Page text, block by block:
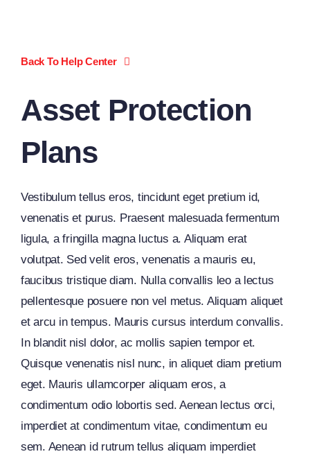
Back To Help Center
Asset Protection
Plans
Vestibulum tellus eros, tincidunt eget pretium id,
venenatis et purus. Praesent malesuada fermentum
ligula, a fringilla magna luctus a. Aliquam erat
volutpat. Sed velit eros, venenatis a mauris eu,
faucibus tristique diam. Nulla convallis leo a lectus
pellentesque posuere non vel metus. Aliquam aliquet
et arcu in tempus. Mauris cursus interdum convallis.
In blandit nisl dolor, ac mollis sapien tempor et.
Quisque venenatis nisl nunc, in aliquet diam pretium
eget. Mauris ullamcorper aliquam eros, a
condimentum odio lobortis sed. Aenean lectus orci,
imperdiet at condimentum vitae, condimentum eu
sem. Aenean id rutrum tellus aliquam imperdiet